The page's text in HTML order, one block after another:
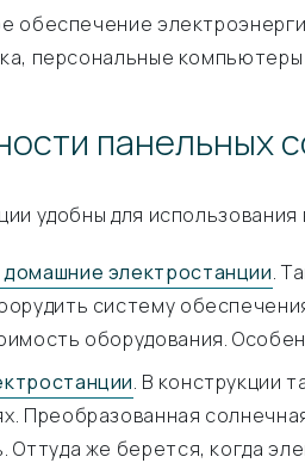
обеспечение
персональные компьютеры
панельных
удобны для
электростанции.
систему
оборудования.
. В конструкции
Преобразованная
Оттуда же берется, когда